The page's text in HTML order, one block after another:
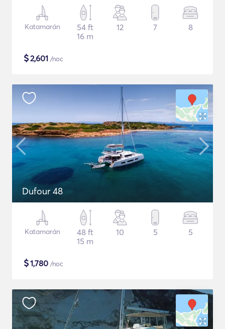
Katamarán
54 ft
16 m
12 7 8
$2,601 /noc
Dufour 48
Katamarán
48 ft
15 m
10 5 5
$1,780 /noc